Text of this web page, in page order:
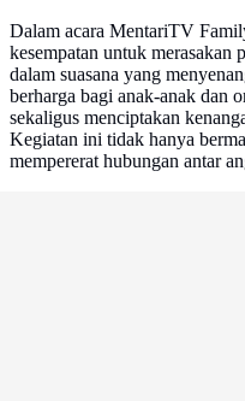
Dalam acara MentariTV
kesempatan untuk merasakan
dalam suasana yang
berharga bagi anak-anak dan
sekaligus menciptakan
Kegiatan ini tidak hanya
mempererat hubungan antar